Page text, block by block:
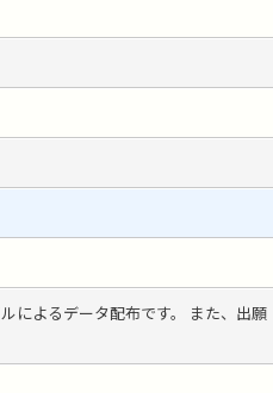
によるデータ配布です。 また、出願